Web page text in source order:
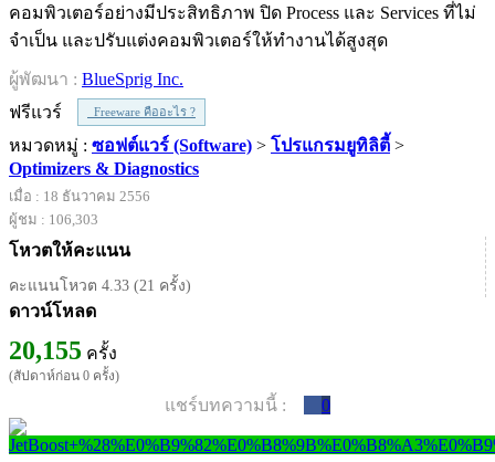
คอมพิวเตอร์อย่างมีประสิทธิภาพ ปิด Process และ Services ที่ไม่
จำเป็น และปรับแต่งคอมพิวเตอร์ให้ทำงานได้สูงสุด
ผู้พัฒนา : BlueSprig Inc.
ฟรีแวร์
Freeware คืออะไร ?
หมวดหมู่ : ซอฟต์แวร์ (Software) > โปรแกรมยูทิลิตี้ >
Optimizers & Diagnostics
เมื่อ : 18 ธันวาคม 2556
ผู้ชม : 106,303
โหวตให้คะแนน
คะแนนโหวต 4.33 (21 ครั้ง)
ดาวน์โหลด
20,155 ครั้ง
(สัปดาห์ก่อน 0 ครั้ง)
แชร์บทความนี้ : 0